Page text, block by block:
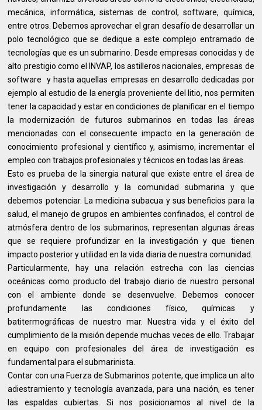
mecánica, informática, sistemas de control, software, química,
entre otros. Debemos aprovechar el gran desafío de desarrollar un
polo tecnológico que se dedique a este complejo entramado de
tecnologías que es un submarino. Desde empresas conocidas y de
alto prestigio como el INVAP, los astilleros nacionales, empresas de
software y hasta aquellas empresas en desarrollo dedicadas por
ejemplo al estudio de la energía proveniente del litio, nos permiten
tener la capacidad y estar en condiciones de planificar en el tiempo
la modernización de futuros submarinos en todas las áreas
mencionadas con el consecuente impacto en la generación de
conocimiento profesional y científico y, asimismo, incrementar el
empleo con trabajos profesionales y técnicos en todas las áreas.
Esto es prueba de la sinergia natural que existe entre el área de
investigación y desarrollo y la comunidad submarina y que
debemos potenciar. La medicina subacua y sus beneficios para la
salud, el manejo de grupos en ambientes confinados, el control de
atmósfera dentro de los submarinos, representan algunas áreas
que se requiere profundizar en la investigación y que tienen
impacto posterior y utilidad en la vida diaria de nuestra comunidad.
Particularmente, hay una relación estrecha con las ciencias
oceánicas como producto del trabajo diario de nuestro personal
con el ambiente donde se desenvuelve. Debemos conocer
profundamente las condiciones físico, químicas y
batitermográficas de nuestro mar. Nuestra vida y el éxito del
cumplimiento de la misión depende muchas veces de ello. Trabajar
en equipo con profesionales del área de investigación es
fundamental para el submarinista.
Contar con una Fuerza de Submarinos potente, que implica un alto
adiestramiento y tecnología avanzada, para una nación, es tener
las espaldas cubiertas. Si nos posicionamos al nivel de la